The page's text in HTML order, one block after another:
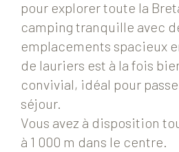
pour explorer toute la
camping tranquille avec
emplacements spacieux
de lauriers est à la fois
convivial, idéal pour
séjour.
Vous avez à disposition
à 1 000 m dans le centre.